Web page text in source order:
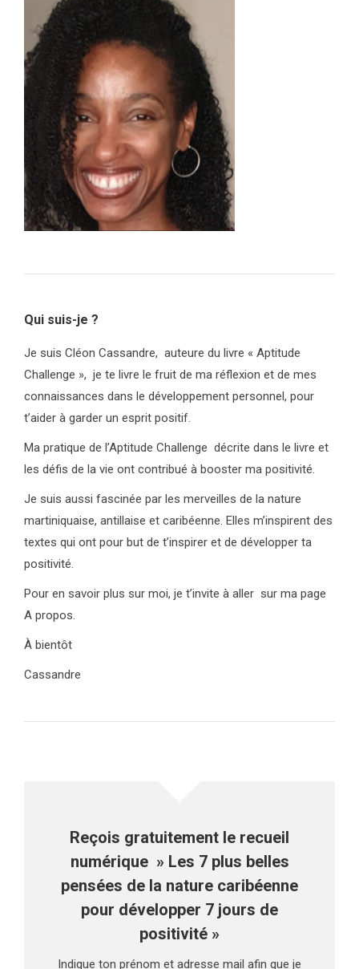
Qui suis-je ?
Je suis Cléon Cassandre, auteure du livre « Aptitude
Challenge », je te livre le fruit de ma réflexion et de mes
connaissances dans le développement personnel, pour
t’aider à garder un esprit positif.
Ma pratique de l’Aptitude Challenge décrite dans le livre et
les défis de la vie ont contribué à booster ma positivité.
Je suis aussi fascinée par les merveilles de la nature
martiniquaise, antillaise et caribéenne. Elles m’inspirent des
textes qui ont pour but de t’inspirer et de développer ta
positivité.
Pour en savoir plus sur moi, je t’invite à aller sur ma page
A propos.
À bientôt
Cassandre
Reçois gratuitement le recueil
numérique » Les 7 plus belles
pensées de la nature caribéenne
pour développer 7 jours de
positivité »
Indique ton prénom et adresse mail afin que je